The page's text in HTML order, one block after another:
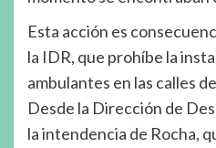
Esta acción es
la IDR, que prohíbe la
ambulantes en las calles
Desde la Dirección de
la intendencia de Rocha,